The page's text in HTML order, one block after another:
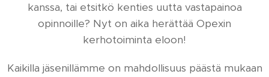
kanssa, tai etsitkö kenties uutta vastapainoa
opinnoille? Nyt on aika herättää Opexin
kerhotoiminta eloon!
Kaikilla jäsenillämme on mahdollisuus päästä mukaan